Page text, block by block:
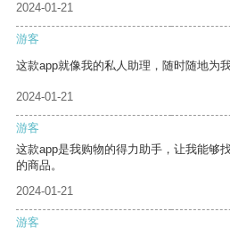
2024-01-21
游客
这款app就像我的私人助理，随时随地为
2024-01-21
游客
这款app是我购物的得力助手，让我能够
的商品。
2024-01-21
游客